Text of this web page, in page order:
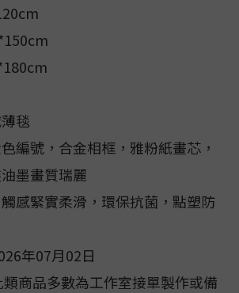
毯
編號，合金相框，雅粉紙畫芯，
墨畫質瑞麗
感緊實柔滑，環保抗菌，點塑防
年07月02日
商品多數為工作室接單製作或備